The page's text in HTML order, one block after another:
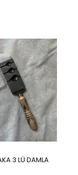
3 LÜ DAMLA